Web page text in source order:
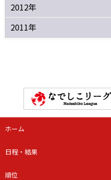
2012年
2011年
ホーム
日程・結果
順位